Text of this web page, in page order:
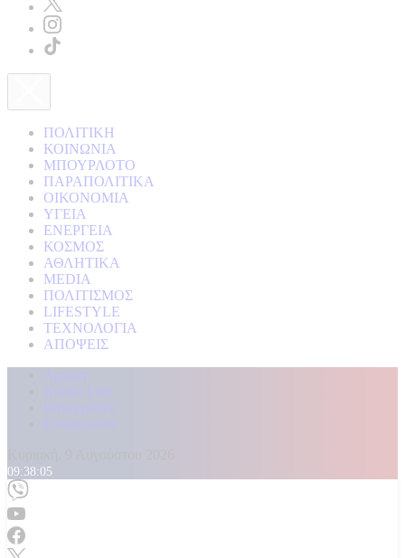
ΠΟΛΙΤΙΚΗ
ΚΟΙΝΩΝΙΑ
ΜΠΟΥΡΛΟΤΟ
ΠΑΡΑΠΟΛΙΤΙΚΑ
ΟΙΚΟΝΟΜΙΑ
ΥΓΕΙΑ
ΕΝΕΡΓΕΙΑ
ΚΟΣΜΟΣ
ΑΘΛΗΤΙΚΑ
MEDIA
ΠΟΛΙΤΙΣΜΟΣ
LIFESTYLE
ΤΕΧΝΟΛΟΓΙΑ
ΑΠΟΨΕΙΣ
Αρχική
Kontra Live
Καταγγελίες
Επικοινωνία
09:38:07